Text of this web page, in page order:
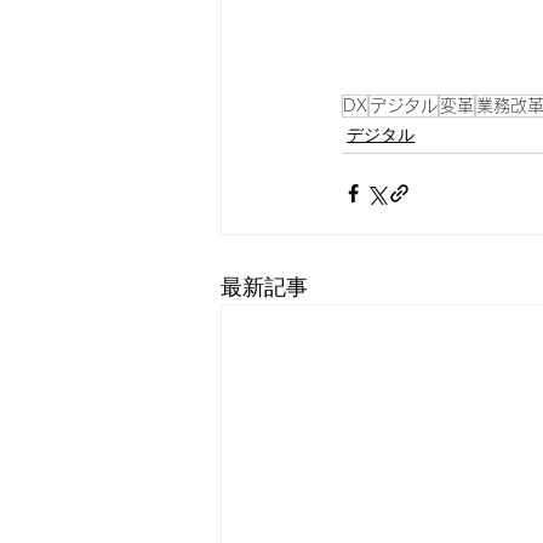
DX デジタル 変革 業務改革
デジタル
最新記事